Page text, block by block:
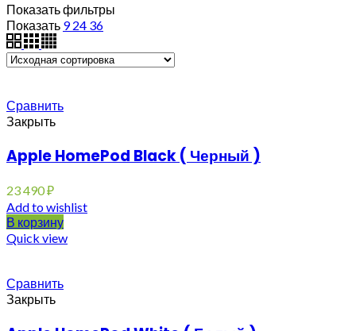
Показать фильтры
Показать 9 24 36
Сравнить
Закрыть
Apple HomePod Black ( Черный )
23 490₽
Add to wishlist
В корзину
Quick view
Сравнить
Закрыть